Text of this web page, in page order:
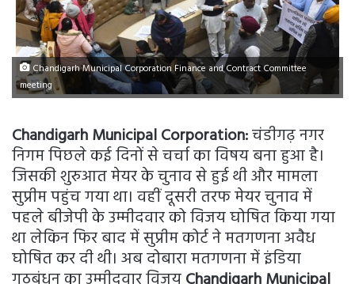
Chandigarh Municipal Corporation Finance and Contract Committee
meeting
Chandigarh Municipal Corporation:चंडीगढ़ नगर
निगम पिछले कई दिनों से चर्चा का विषय बना हुआ है।
जिसकी शुरुआत मेयर के चुनाव से हुई थी और मामला
सुप्रीम पहुंच गया था। वहीं दूसरी तरफ मेयर चुनाव में
पहले बीजेपी के उम्मीदवार को विजय घोषित किया गया
था लेकिन फिर बाद में सुप्रीम कोर्ट ने मतगणना अवैध
घोषित कर दी थी। अब दोबारा मतगणना में इंडिया